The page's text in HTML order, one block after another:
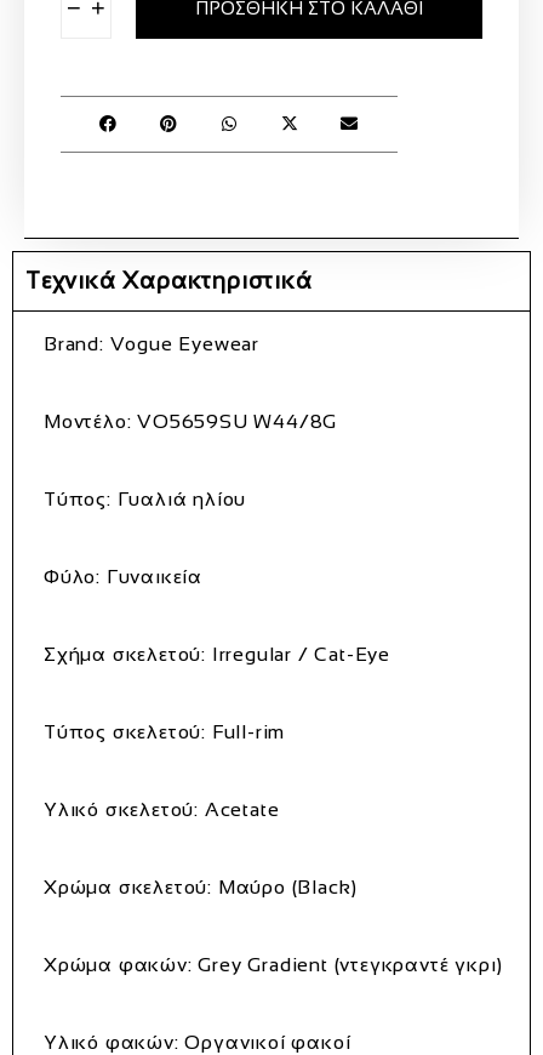
− + ΠΡΟΣΘΉΚΗ ΣΤΟ ΚΑΛΆΘΙ
Τεχνικά Χαρακτηριστικά
Brand: Vogue Eyewear
Μοντέλο: VO5659SU W44/8G
Τύπος: Γυαλιά ηλίου
Φύλο: Γυναικεία
Σχήμα σκελετού: Irregular / Cat-Eye
Τύπος σκελετού: Full-rim
Υλικό σκελετού: Acetate
Χρώμα σκελετού: Μαύρο (Black)
Χρώμα φακών: Grey Gradient (ντεγκραντέ γκρι)
Υλικό φακών: Οργανικοί φακοί